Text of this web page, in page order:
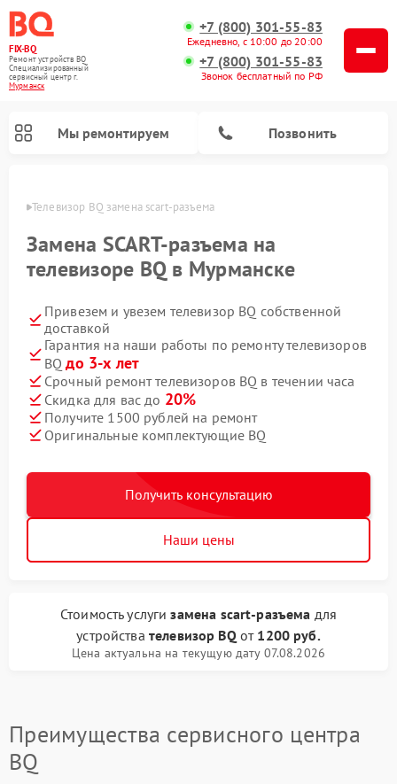
FIX-BQ
Ремонт устройств BQ
Специализированный
cервисный центр г.
Мурманск
+7 (800) 301-55-83
Ежедневно, с 10:00 до 20:00
+7 (800) 301-55-83
Звонок бесплатный по РФ
Мы ремонтируем Позвонить
Телевизор BQ замена scart-разъема
Замена SCART-разъема на
телевизоре BQ в Мурманске
Привезем и увезем телевизор BQ собственной
доставкой
Гарантия на наши работы по ремонту телевизоров
BQдо 3-х лет
Срочный ремонт телевизоров BQ в течении часа
Скидка для вас до 20%
Получите 1500 рублей на ремонт
Оригинальные комплектующие BQ
Получить консультацию
Наши цены
Стоимость услугизамена scart-разъема для
устройства телевизор BQ от 1200 руб.
Цена актуальна на текущую дату 07.08.2026
Преимущества сервисного центра
BQ